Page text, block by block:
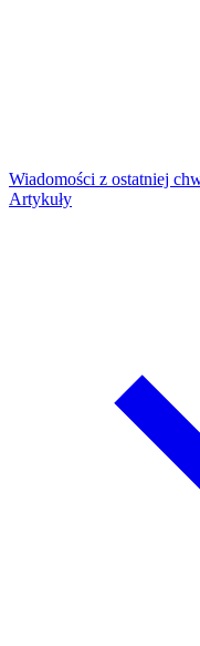
Wiadomości z ostatniej
Artykuły